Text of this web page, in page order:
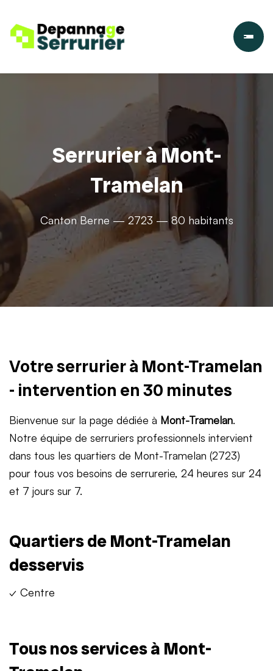
Serrurier à Mont-
Tramelan
Canton Berne — 2723 — 80 habitants
Votre serrurier à Mont-Tramelan
- intervention en 30 minutes
Bienvenue sur la page dédiée à Mont-Tramelan.
Notre équipe de serruriers professionnels intervient
dans tous les quartiers de Mont-Tramelan (2723)
pour tous vos besoins de serrurerie, 24 heures sur 24
et 7 jours sur 7.
Quartiers de Mont-Tramelan
desservis
✓ Centre
Tous nos services à Mont-